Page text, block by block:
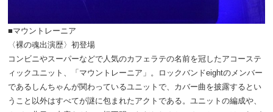
■マウントレーニア
〈裸の魂出演歴〉初登場
コンビニやスーパーなどで人気のカフェラテの名前を冠したアコーステ
ィックユニット、「マウントレーニア」。ロックバンドeightのメンバー
であるしんちゃんが関わっているユニットで、カバー曲を披露するとい
うこと以外はすべてが謎に包まれたアクトである。ユニットの編成や、